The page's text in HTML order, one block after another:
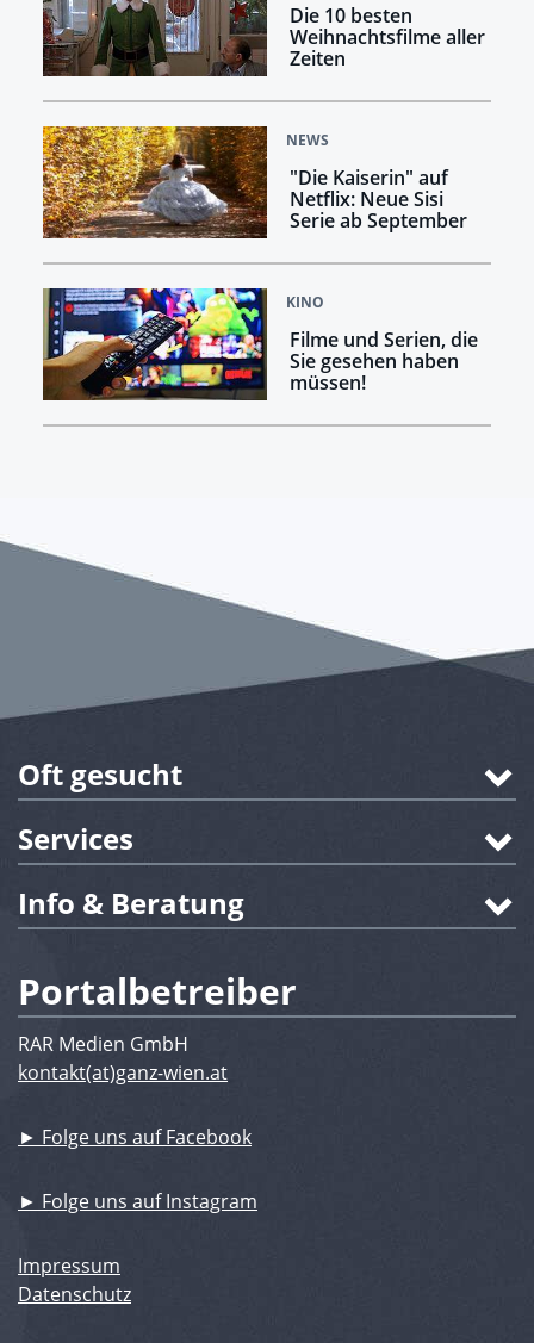
Die 10 besten
Weihnachtsfilme aller
Zeiten
NEWS
"Die Kaiserin" auf
Netflix: Neue Sisi
Serie ab September
KINO
Filme und Serien, die
Sie gesehen haben
müssen!
Oft gesucht
Services
Info & Beratung
Portalbetreiber
RAR Medien GmbH
kontakt(at)ganz-wien.at
► Folge uns auf Facebook
► Folge uns auf Instagram
Impressum
Datenschutz